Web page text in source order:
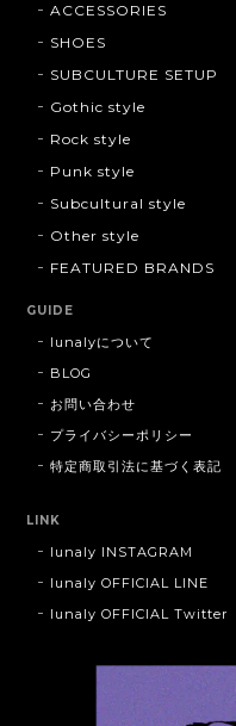
ACCESSORIES
SHOES
SUBCULTURE SETUP
Gothic style
Rock style
Punk style
Subcultural style
Other style
FEATURED BRANDS
GUIDE
lunalyについて
BLOG
お問い合わせ
プライバシーポリシー
特定商取引法に基づく表記
LINK
lunaly INSTAGRAM
lunaly OFFICIAL LINE
lunaly OFFICIAL Twitter